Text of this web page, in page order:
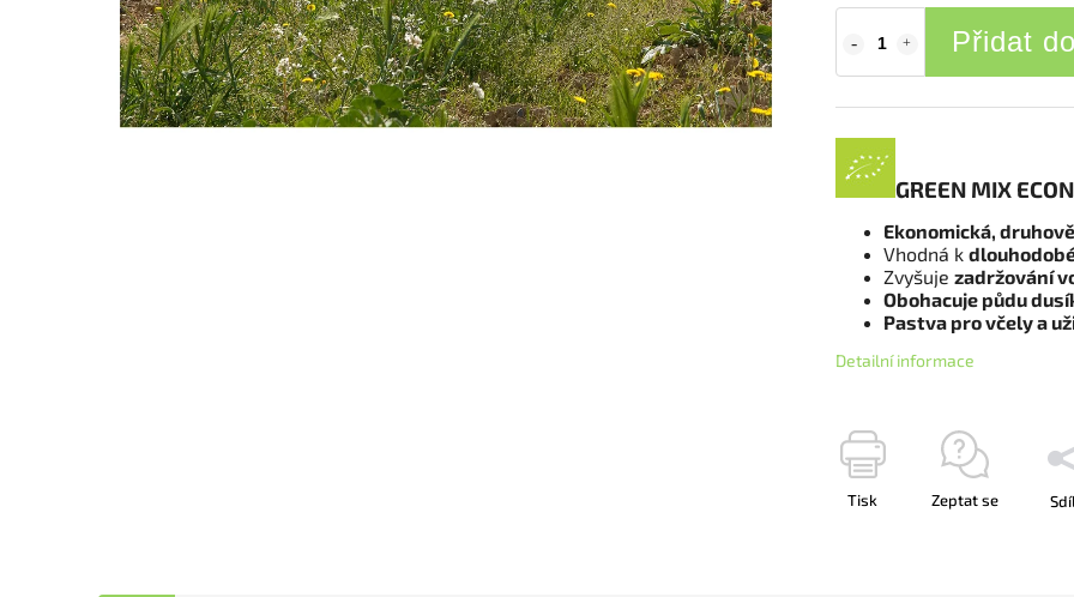
Přidat
GREEN MIX
Ekonomická,
Vhodná k
Zvyšuje zadržování
Obohacuje půdu
Pastva pro včely a
Detailní informace
Tisk Zeptat se